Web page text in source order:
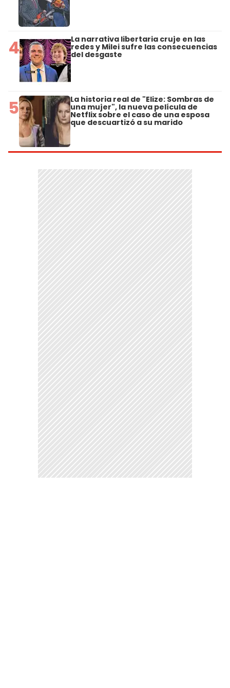
4 La narrativa libertaria cruje en las
redes y Milei sufre las consecuencias
del desgaste
5 La historia real de "Elize: Sombras de
una mujer", la nueva película de
Netflix sobre el caso de una esposa
que descuartizó a su marido